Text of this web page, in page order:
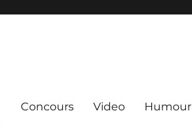
Concours Video Humour